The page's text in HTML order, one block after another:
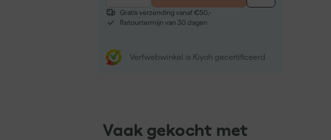
Gratis verzending vanaf €50,-
Retourtermijn van 30 dagen
Verfwebwinkel is Kiyoh gecertificeerd
Vaak gekocht met